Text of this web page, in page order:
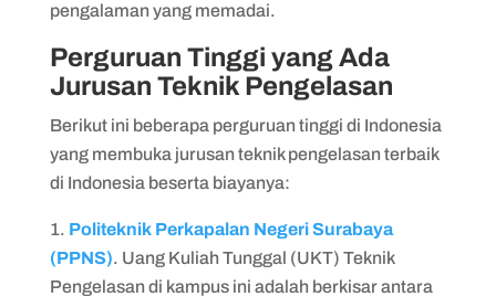
pengalaman yang memadai.
Perguruan Tinggi yang Ada
Jurusan Teknik Pengelasan
Berikut ini beberapa perguruan tinggi di Indonesia
yang membuka jurusan teknik pengelasan terbaik
di Indonesia beserta biayanya:
Politeknik Perkapalan Negeri Surabaya
(PPNS). Uang Kuliah Tunggal (UKT) Teknik
Pengelasan di kampus ini adalah berkisar antara